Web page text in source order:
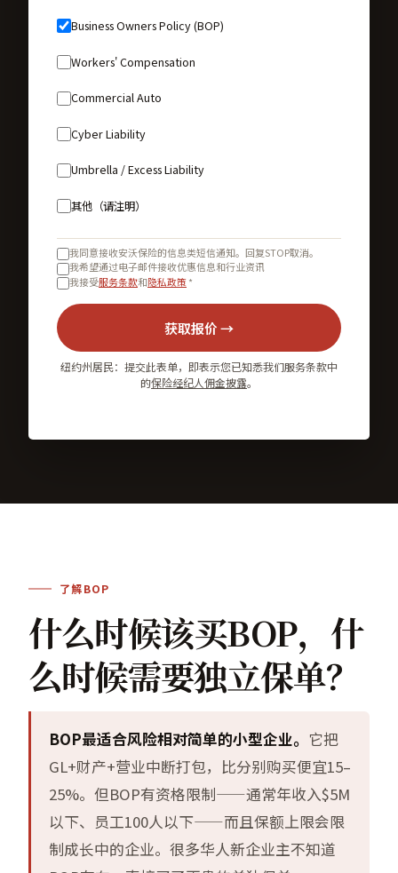
Business Owners Policy (BOP)
Workers' Compensation
Commercial Auto
Cyber Liability
Umbrella / Excess Liability
其他（请注明）
我同意接收安沃保险的信息类短信通知。回复STOP取消。
我希望通过电子邮件接收优惠信息和行业资讯
我接受服务条款和隐私政策*
获取报价 →
纽约州居民：提交此表单，即表示您已知悉我们服务条款中
的保险经纪人佣金披露。
了解BOP
什么时候该买BOP，什
么时候需要独立保单？
BOP最适合风险相对简单的小型企业。 它把
GL+财产+营业中断打包，比分别购买便宜15–
25%。但BOP有资格限制——通常年收入$5M
以下、员工100人以下——而且保额上限会限
制成长中的企业。很多华人新企业主不知道